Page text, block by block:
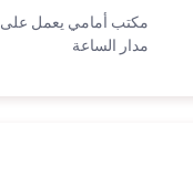
مكتب أمامي يعمل على
مدار الساعة